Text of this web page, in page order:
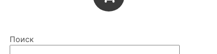
Поиск